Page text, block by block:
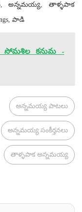
అన్నమయ్య, తాళ్ళపాక
పాడి
సోమశిల కనుమ -
అన్నమయ్య పాటలు
అన్నమయ్య సంకీర్తనలు
తాళ్ళపాక అన్నమయ్య